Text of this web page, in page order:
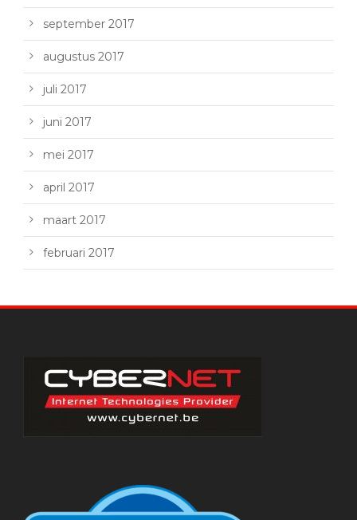
september 2017
augustus 2017
juli 2017
juni 2017
mei 2017
april 2017
maart 2017
februari 2017